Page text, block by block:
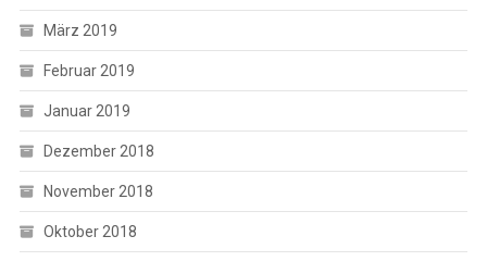
März 2019
Februar 2019
Januar 2019
Dezember 2018
November 2018
Oktober 2018